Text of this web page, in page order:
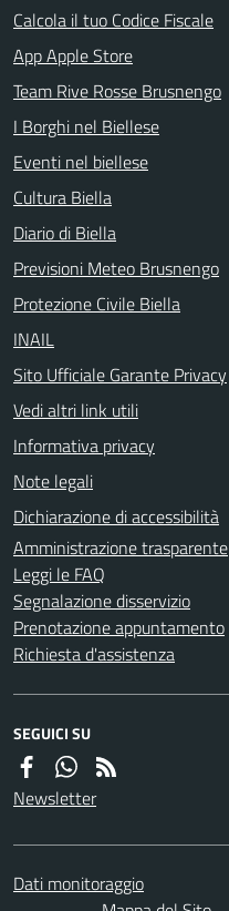
Calcola il tuo Codice Fiscale
App Apple Store
Team Rive Rosse Brusnengo
I Borghi nel Biellese
Eventi nel biellese
Cultura Biella
Diario di Biella
Previsioni Meteo Brusnengo
Protezione Civile Biella
INAIL
Sito Ufficiale Garante Privacy
Vedi altri link utili
Informativa privacy
Note legali
Dichiarazione di accessibilità
Amministrazione trasparente
Leggi le FAQ
Segnalazione disservizio
Prenotazione appuntamento
Richiesta d'assistenza
SEGUICI SU
Newsletter
Dati monitoraggio